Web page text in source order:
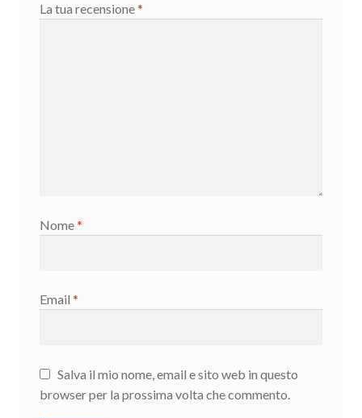
La tua recensione*
Nome*
Email *
Salva il mio nome, email e sito web in questo
browser per la prossima volta che commento.